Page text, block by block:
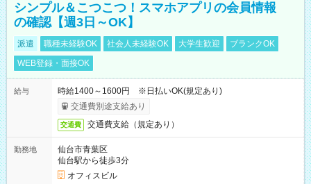
シンプル＆こつこつ！スマホアプリの会員情報
の確認【週3日～OK】
派遣 職種未経験OK 社会人未経験OK 大学生歓迎
ブランクOK
WEB登録・面接OK
給与
時給1400～1600円 ※日払いOK(規定あり)
交通費別途支給あり
交通費 交通費支給（規定あり）
勤務地
仙台市青葉区
仙台駅から徒歩3分
オフィスビル